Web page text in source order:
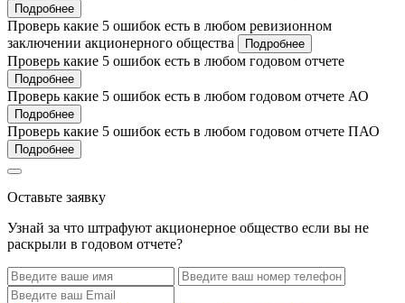
Подробнее
Проверь какие 5 ошибок есть в любом ревизионном
заключении акционерного общества
Подробнее
Проверь какие 5 ошибок есть в любом годовом отчете
Подробнее
Проверь какие 5 ошибок есть в любом годовом отчете АО
Подробнее
Проверь какие 5 ошибок есть в любом годовом отчете ПАО
Подробнее
Оставьте заявку
Узнай за что штрафуют акционерное общество если вы не
раскрыли в годовом отчете?